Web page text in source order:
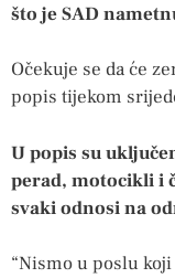
što je SAD
Očekuje se da će
popis tijekom
U popis su
perad, motocikli i
svaki odnosi na
“Nismo u poslu